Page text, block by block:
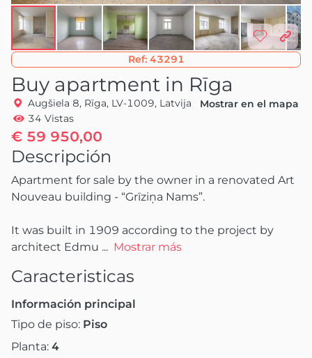
Ref: 43291
Buy apartment in Rīga
Augšiela 8, Rīga, LV-1009, Latvija
Mostrar en el mapa
34 Vistas
€ 59 950,00
Descripción
Apartment for sale by the owner in a renovated Art
Nouveau building - “Grīziņa Nams”.
It was built in 1909 according to the project by
architect Edmu ... Mostrar más
Caracteristicas
Información principal
Tipo de piso: Piso
Planta: 4